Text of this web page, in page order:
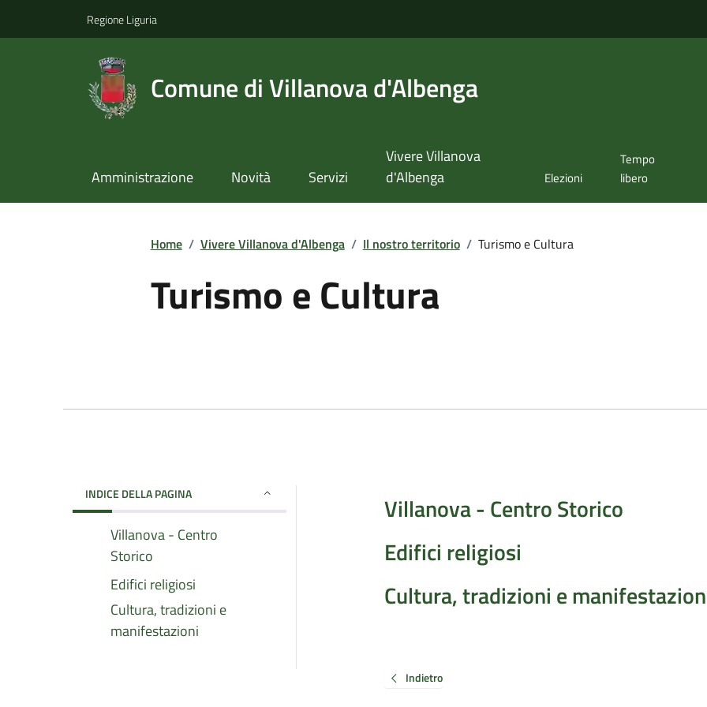
Regione Liguria
Comune di Villanova d'Albenga
Amministrazione Novità Servizi
Vivere Villanova
d'Albenga
Elezioni
Tempo
libero
Home / Vivere Villanova d'Albenga / Il nostro territorio / Turismo e Cultura
Turismo e Cultura
INDICE DELLA PAGINA
Villanova - Centro
Storico
Edifici religiosi
Cultura, tradizioni e
manifestazioni
Villanova - Centro Storico
Edifici religiosi
Cultura, tradizioni e
Indietro